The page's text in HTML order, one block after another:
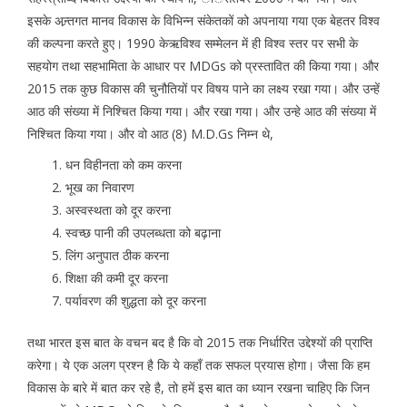
इसके अन्र्तगत मानव विकास के विभिन्न संकेतकों को अपनाया गया एक बेहतर विश्व
की कल्पना करते हुए। 1990 केऋविश्व सम्मेलन में ही विश्व स्तर पर सभी के
सहयोग तथा सहभामिता के आधार पर MDGs को प्रस्तावित की किया गया। और
2015 तक कुछ विकास की चुनौतियों पर विषय पाने का लक्ष्य रखा गया। और उन्हें
आठ की संख्या में निश्चित किया गया। और रखा गया। और उन्हे आठ की संख्या में
निश्चित किया गया। और वो आठ (8) M.D.Gs निम्न थे,
धन विहीनता को कम करना
भूख का निवारण
अस्वस्थता को दूर करना
स्वच्छ पानी की उपलब्धता को बढ़ाना
लिंग अनुपात ठीक करना
शिक्षा की कमी दूर करना
पर्यावरण की शुद्धता को दूर करना
तथा भारत इस बात के वचन बद है कि वो 2015 तक निर्धारित उद्देश्यों की प्राप्ति
करेगा। ये एक अलग प्रश्न है कि ये कहाँ तक सफल प्रयास होगा। जैसा कि हम
विकास के बारे में बात कर रहे है, तो हमें इस बात का ध्यान रखना चाहिए कि जिन